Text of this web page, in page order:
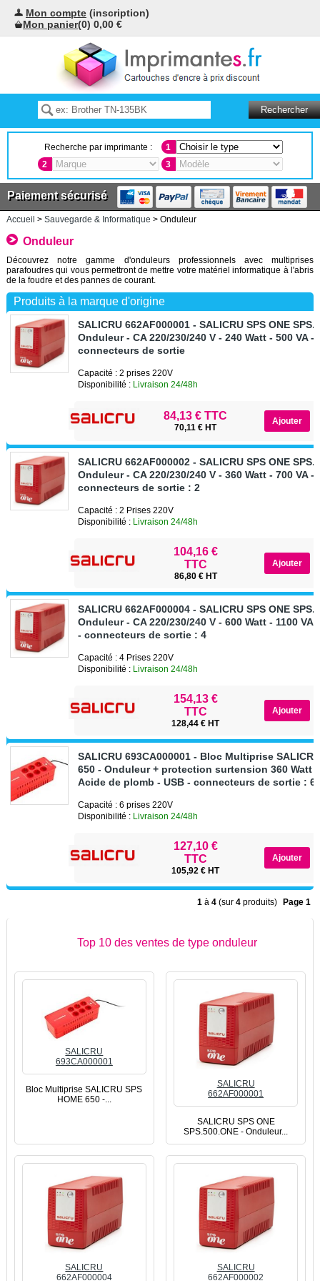
Mon compte (inscription)
Mon panier(0) 0,00 €
Recherche par imprimante :
1
2
3
Paiement sécurisé
Accueil > Sauvegarde & Informatique > Onduleur
Onduleur
Découvrez notre gamme d'onduleurs professionnels avec multiprises
parafoudres qui vous permettront de mettre votre matériel informatique à l'abris
de la foudre et des pannes de courant.
Produits à la marque d'origine
SALICRU 662AF000001 - SALICRU SPS ONE
Onduleur - CA 220/230/240 V - 240 Watt - 500 VA -
connecteurs de sortie
Capacité : 2 prises 220V
Disponibilité : Livraison 24/48h
84,13 € TTC
70,11 € HT
SALICRU 662AF000002 - SALICRU SPS ONE
Onduleur - CA 220/230/240 V - 360 Watt - 700 VA -
connecteurs de sortie : 2
Capacité : 2 Prises 220V
Disponibilité : Livraison 24/48h
104,16 €
TTC
86,80 € HT
SALICRU 662AF000004 - SALICRU SPS ONE
Onduleur - CA 220/230/240 V - 600 Watt - 1100 VA
- connecteurs de sortie : 4
Capacité : 4 Prises 220V
Disponibilité : Livraison 24/48h
154,13 €
TTC
128,44 € HT
SALICRU 693CA000001 - Bloc Multiprise
650 - Onduleur + protection surtension 360 Watt -
Acide de plomb - USB - connecteurs de sortie : 6
Capacité : 6 prises 220V
Disponibilité : Livraison 24/48h
127,10 €
TTC
105,92 € HT
1 à4 (sur4 produits) Page 1
Top 10 des ventes de type onduleur
SALICRU
693CA000001
Bloc Multiprise SALICRU SPS
HOME 650 -...
SALICRU
662AF000001
SALICRU SPS ONE
SPS.500.ONE - Onduleur...
SALICRU
662AF000004
SALICRU
662AF000002